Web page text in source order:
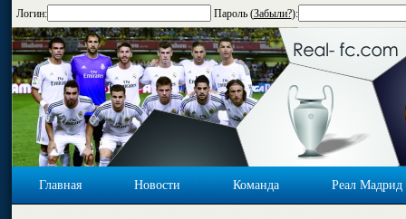
Логин: Пароль (Забыли?):
Главная Новости Команда Реал Мадрид